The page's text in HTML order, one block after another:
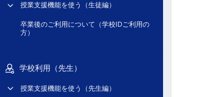
授業支援機能を使う（生徒編）
卒業後のご利用について（学校IDご利用の
方）
学校利用（先生）
授業支援機能を使う（先生編）